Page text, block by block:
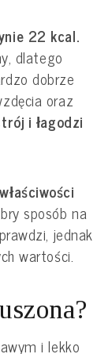
22 kcal.
dlatego
dobrze
oraz
i łagodzi
sposób na
jednak
wartości.
i lekko